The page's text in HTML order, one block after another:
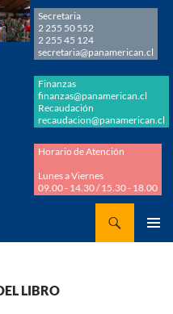
Secretaria
2 255 50 552
2 255 45 124
secretaria@panamerican.cl
Finanzas
finanzas@panamerican.cl
Recaudación
recaudacion@panamerican.cl
Horario de Atención
Lunes a Viernes
09.00 - 14.30 / 15.30 - 18.00
LIBRO